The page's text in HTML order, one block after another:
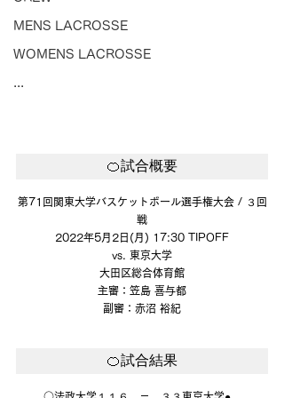
MENS LACROSSE
WOMENS LACROSSE
...
🍊試合概要
第71回関東大学バスケットボール選手権大会 / ３回
戦
2022年5月2日(月) 17:30 TIPOFF
vs. 東京大学
大田区総合体育館
主審：笠島 喜与都
副審：赤沼 裕紀
🍊試合結果